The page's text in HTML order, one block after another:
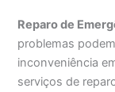
Reparo de
problemas
inconveniência
serviços de